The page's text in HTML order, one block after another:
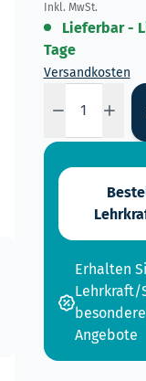
Inkl. MwSt.
Lieferbar -
Tage
Versandkosten
Erhalten
Lehrkraft/
Angebote